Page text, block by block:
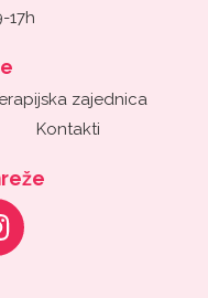
17h
zajednica
Kontakti